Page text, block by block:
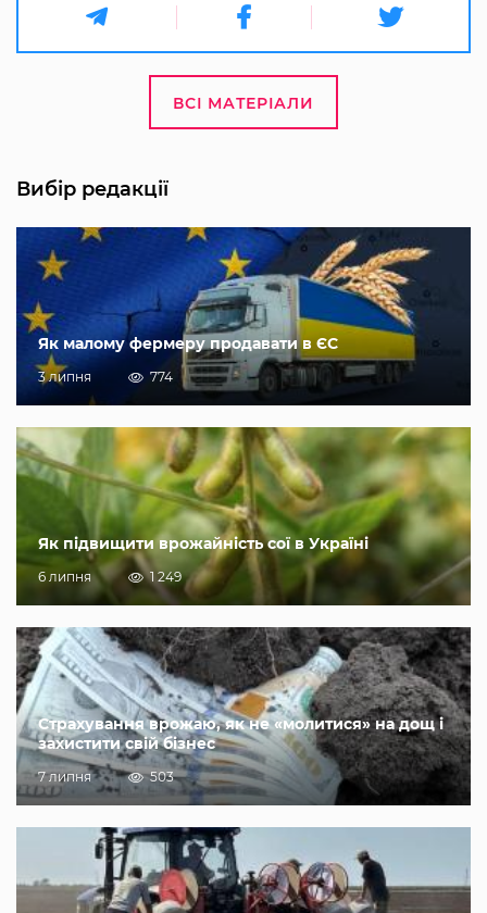
ВСІ МАТЕРІАЛИ
Вибір редакції
Як малому фермеру продавати в ЄС
3 липня 774
Як підвищити врожайність сої в Україні
6 липня 1 249
Страхування врожаю, як не «молитися» на дощ і
захистити свій бізнес
7 липня 503